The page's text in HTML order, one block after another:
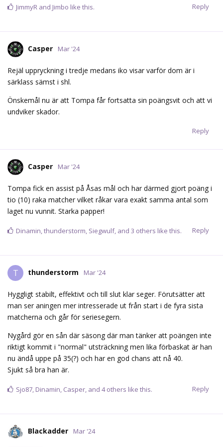
Reply
JimmyR and Jimbo like this.
Casper Mar '24
Rejäl uppryckning i tredje medans iko visar varför dom är i
särklass sämst i shl.
Önskemål nu är att Tompa får fortsatta sin poängsvit och att vi
undviker skador.
Reply
Casper Mar '24
Tompa fick en assist på Åsas mål och har därmed gjort poäng i
tio (10) raka matcher vilket råkar vara exakt samma antal som
laget nu vunnit. Starka papper!
Reply
Dinamin,thunderstorm, Siegwulf, and 3 others like this.
T thunderstorm Mar '24
Hyggligt stabilt, effektivt och till slut klar seger. Förutsätter att
man ser aningen mer intresserade ut från start i de fyra sista
matcherna och går för seriesegern.
Nygård gör en sån där säsong där man tänker att poängen inte
riktigt kommit i "normal" utsträckning men lika förbaskat är han
nu ändå uppe på 35(?) och har en god chans att nå 40.
Sjukt så bra han är.
Reply
Sjo87, Dinamin, Casper, and 4others like this.
Blackadder Mar '24